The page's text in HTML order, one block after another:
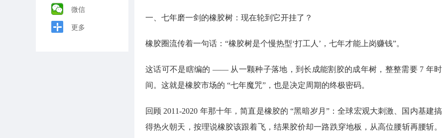
微信
更多
一、七年磨一剑的橡胶树：现在轮到它开挂了？
橡胶圈流传着一句话：“橡胶树是个慢热型‘打工人’，七年才能上岗赚钱”。
这话可不是瞎编的 —— 从一颗种子落地，到长成能割胶的成年树，整整需要 7 年时
间。这就是橡胶市场的 “七年魔咒”，也是决定周期的终极密码。
回顾 2011-2020 年那十年，简直是橡胶的 “黑暗岁月”：全球宏观大刺激、国内基建搞
得热火朝天，按理说橡胶该跟着飞，结果胶价却一路跌穿地板，从高位腰斩再腰斩。